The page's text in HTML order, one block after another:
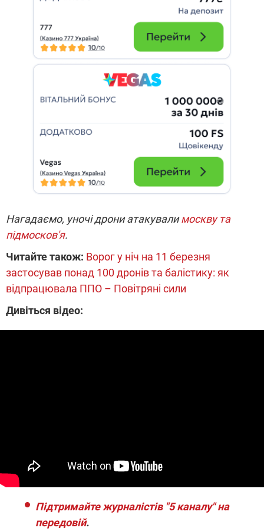
Нагадаємо, уночі дрони атакувалимоскву та
підмосков'я.
Читайте також: Ворог у ніч на 11 березня
застосував понад 100 дронів та балістику: як
відпрацювала ППО – Повітряні сили
Дивіться відео:
Підтримайте журналістів "5 каналу" на
передовій.